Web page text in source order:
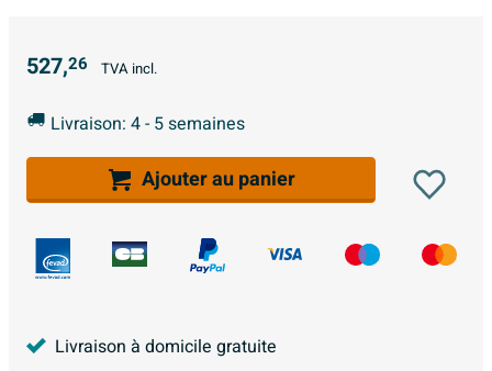
527,26 TVA incl.
Livraison: 4 - 5 semaines
Ajouter au panier
Livraison à domicile gratuite